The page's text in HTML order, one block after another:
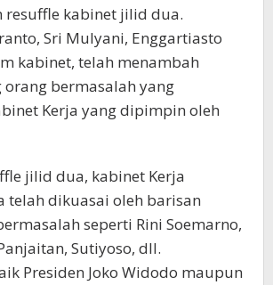
resuffle kabinet jilid dua.
Sri Mulyani, Enggartiasto
kabinet, telah menambah
bermasalah yang
Kerja yang dipimpin oleh
jilid dua, kabinet Kerja
telah dikuasai oleh barisan
seperti Rini Soemarno,
Sutiyoso, dll.
Presiden Joko Widodo maupun